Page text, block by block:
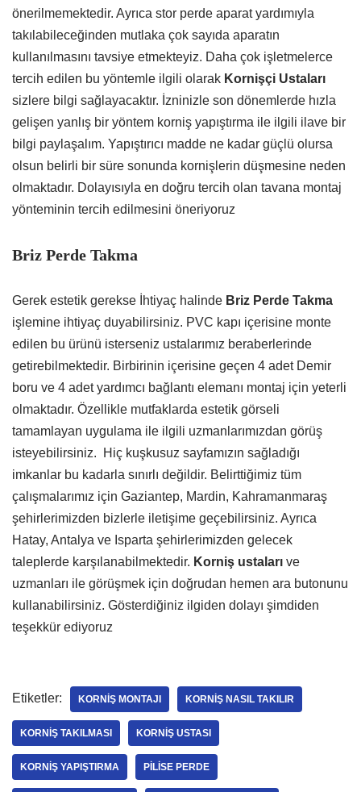
önerilmemektedir. Ayrıca stor perde aparat yardımıyla
takılabileceğinden mutlaka çok sayıda aparatın
kullanılmasını tavsiye etmekteyiz. Daha çok işletmelerce
tercih edilen bu yöntemle ilgili olarak Kornişçi Ustaları
sizlere bilgi sağlayacaktır. İzninizle son dönemlerde hızla
gelişen yanlış bir yöntem korniş yapıştırma ile ilgili ilave bir
bilgi paylaşalım. Yapıştırıcı madde ne kadar güçlü olursa
olsun belirli bir süre sonunda kornişlerin düşmesine neden
olmaktadır. Dolayısıyla en doğru tercih olan tavana montaj
yönteminin tercih edilmesini öneriyoruz
Briz Perde Takma
Gerek estetik gerekse İhtiyaç halinde Briz Perde Takma
işlemine ihtiyaç duyabilirsiniz. PVC kapı içerisine monte
edilen bu ürünü isterseniz ustalarımız beraberlerinde
getirebilmektedir. Birbirinin içerisine geçen 4 adet Demir
boru ve 4 adet yardımcı bağlantı elemanı montaj için yeterli
olmaktadır. Özellikle mutfaklarda estetik görseli
tamamlayan uygulama ile ilgili uzmanlarımızdan görüş
isteyebilirsiniz. Hiç kuşkusuz sayfamızın sağladığı
imkanlar bu kadarla sınırlı değildir. Belirttiğimiz tüm
çalışmalarımız için Gaziantep, Mardin, Kahramanmaraş
şehirlerimizden bizlerle iletişime geçebilirsiniz. Ayrıca
Hatay, Antalya ve Isparta şehirlerimizden gelecek
taleplerde karşılanabilmektedir. Korniş ustaları ve
uzmanları ile görüşmek için doğrudan hemen ara butonunu
kullanabilirsiniz. Gösterdiğiniz ilgiden dolayı şimdiden
teşekkür ediyoruz
Etiketler: KORNIŞ MONTAJI KORNIŞ NASIL TAKILIR
KORNIŞ TAKILMASI KORNIŞ USTASI
KORNIŞ YAPIŞTIRMA PILISE PERDE